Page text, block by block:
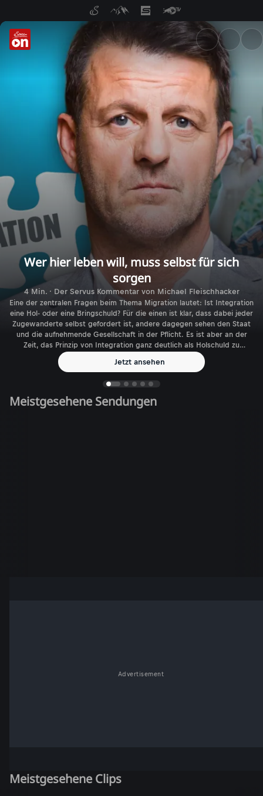
ServusTV On: Livestreams,
Wer hier leben will, muss selbst für sich
sorgen
4 Min. · Der Servus Kommentar von Michael Fleischhacker
Eine der zentralen Fragen beim Thema Migration lautet: Ist Integration
eine Hol- oder eine Bringschuld? Für die einen ist klar, dass dabei jeder
Zugewanderte selbst gefordert ist, andere dagegen sehen den Staat
und die aufnehmende Gesellschaft in der Pflicht. Es ist aber an der
Zeit, das Prinzip von Integration ganz deutlich als Holschuld zu
Jetzt ansehen
Meistgesehene Sendungen
Advertisement
Meistgesehene Clips